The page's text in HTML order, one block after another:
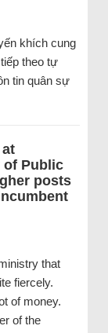
khích cung
theo tự
tin quân sự
of Public
posts
that
fiercely.
of money.
of the